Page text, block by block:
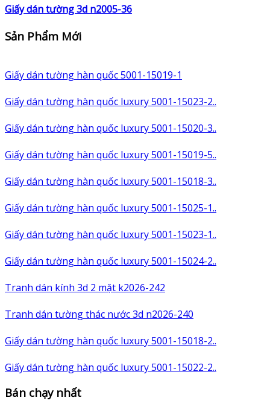
Giấy dán tường 3d n2005-36
Sản Phẩm Mới
Giấy dán tường hàn quốc 5001-15019-1
Giấy dán tường hàn quốc luxury 5001-15023-2..
Giấy dán tường hàn quốc luxury 5001-15020-3..
Giấy dán tường hàn quốc luxury 5001-15019-5..
Giấy dán tường hàn quốc luxury 5001-15018-3..
Giấy dán tường hàn quốc luxury 5001-15025-1..
Giấy dán tường hàn quốc luxury 5001-15023-1..
Giấy dán tường hàn quốc luxury 5001-15024-2..
Tranh dán kính 3d 2 mặt k2026-242
Tranh dán tường thác nước 3d n2026-240
Giấy dán tường hàn quốc luxury 5001-15018-2..
Giấy dán tường hàn quốc luxury 5001-15022-2..
Bán chạy nhất